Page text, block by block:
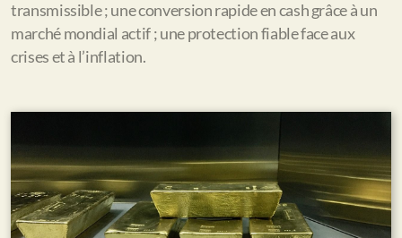
transmissible ; une conversion rapide en cash grâce à un
marché mondial actif ; une protection fiable face aux
crises et à l’inflation.